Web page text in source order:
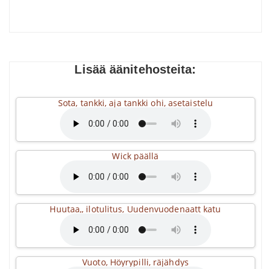
Lisää äänitehosteita:
Sota, tankki, aja tankki ohi, asetaistelu
Wick päällä
Huutaa,, ilotulitus, Uudenvuodenaatt katu
Vuoto, Höyrypilli, räjähdys